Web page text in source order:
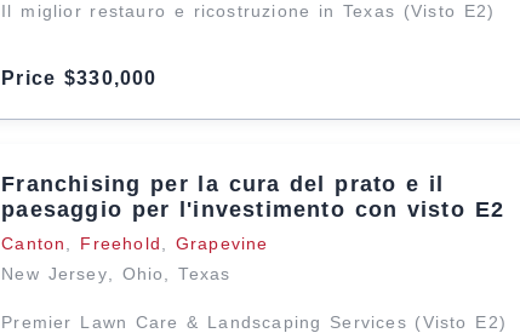
Il miglior restauro e ricostruzione in Texas (Visto E2)
Price $330,000
Franchising per la cura del prato e il
paesaggio per l'investimento con visto E2
Canton Freehold
Grapevine
New Jersey
Ohio Texas
Premier Lawn Care & Landscaping Services (Visto E2)